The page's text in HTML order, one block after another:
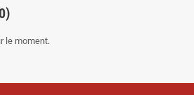
le moment.